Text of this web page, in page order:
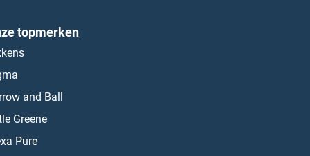
topmerken
and Ball
Greene
Pure